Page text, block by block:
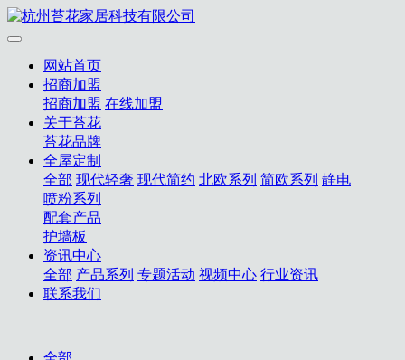
网站首页
招商加盟
招商加盟 在线加盟
关于苔花
苔花品牌
全屋定制
全部 现代轻奢 现代简约 北欧系列 简欧系列 静电
喷粉系列
配套产品
护墙板
资讯中心
全部 产品系列 专题活动 视频中心 行业资讯
联系我们